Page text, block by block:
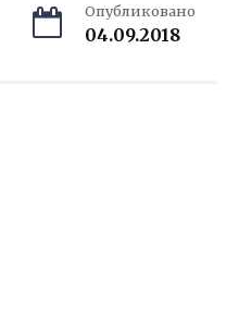
Опубликовано
04.09.2018